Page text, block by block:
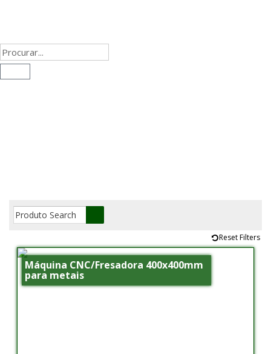
Reset Filters
Máquina CNC/Fresadora 400x400mm
para metais